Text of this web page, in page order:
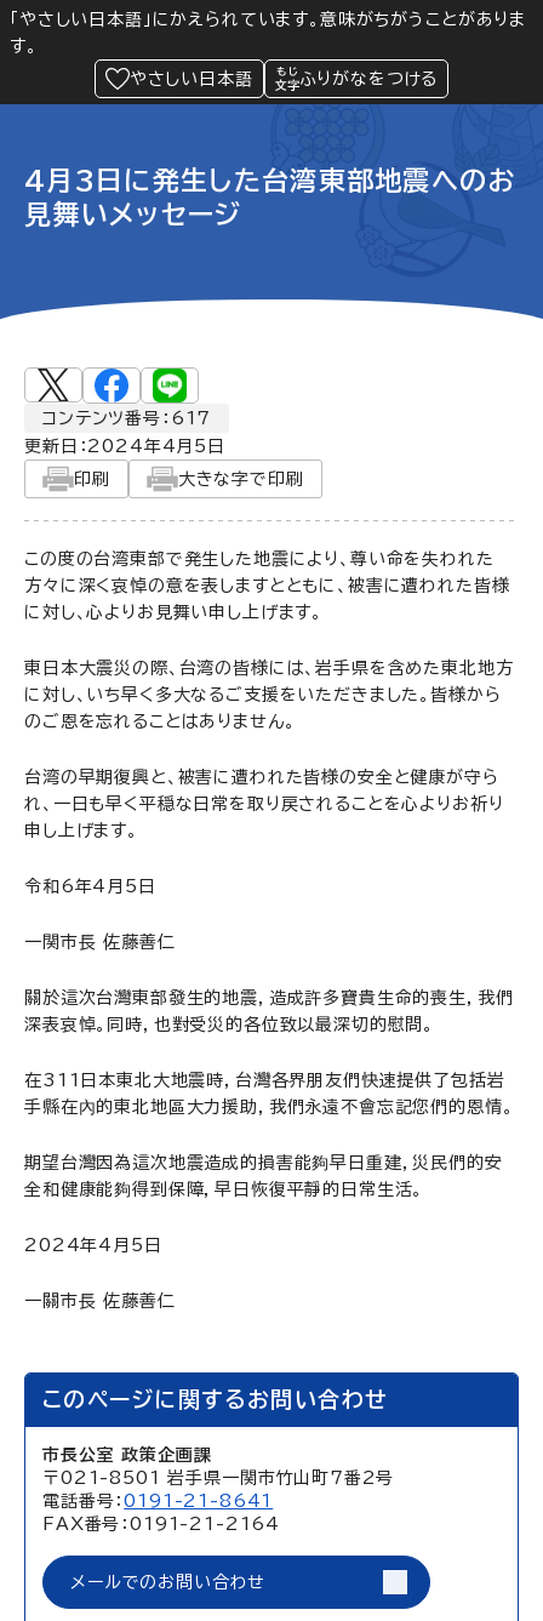
「やさしい日本語」にかえられています。意味がちがうことがありま
す。
やさしい日本語
ふりがなをつける
Language 閲覧支援
緊急情報
4月3日に発生した台湾東部地震へのお
見舞いメッセージ
コンテンツ番号：617
更新日： 2024年4月5日
印刷
大きな字で印刷
この度の台湾東部で発生した地震により、尊い命を失われた
方々に深く哀悼の意を表しますとともに、被害に遭われた皆様
に対し、心よりお見舞い申し上げます。
東日本大震災の際、台湾の皆様には、岩手県を含めた東北地方
に対し、いち早く多大なるご支援をいただきました。皆様から
のご恩を忘れることはありません。
台湾の早期復興と、被害に遭われた皆様の安全と健康が守ら
れ、一日も早く平穏な日常を取り戻されることを心よりお祈り
申し上げます。
令和6年4月5日
一関市長 佐藤善仁
關於這次台灣東部發生的地震，造成許多寶貴生命的喪生，我們
深表哀悼。同時，也對受災的各位致以最深切的慰問。
在311日本東北大地震時，台灣各界朋友們快速提供了包括岩
手縣在內的東北地區大力援助，我們永遠不會忘記您們的恩情。
期望台灣因為這次地震造成的損害能夠早日重建，災民們的安
全和健康能夠得到保障，早日恢復平靜的日常生活。
2024年4月5日
一關市長 佐藤善仁
このページに関するお問い合わせ
市長公室 政策企画課
〒021-8501 岩手県一関市竹山町7番2号
電話番号：0191-21-8641
FAX番号：0191-21-2164
メールでのお問い合わせ